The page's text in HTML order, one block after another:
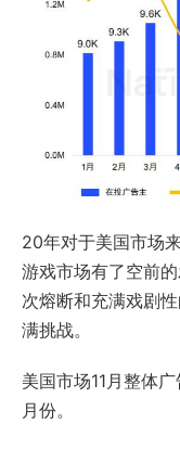
20年对于美国市场
游戏市场有了空前
次熔断和充满戏剧
满挑战。
美国市场11月整体
月份。